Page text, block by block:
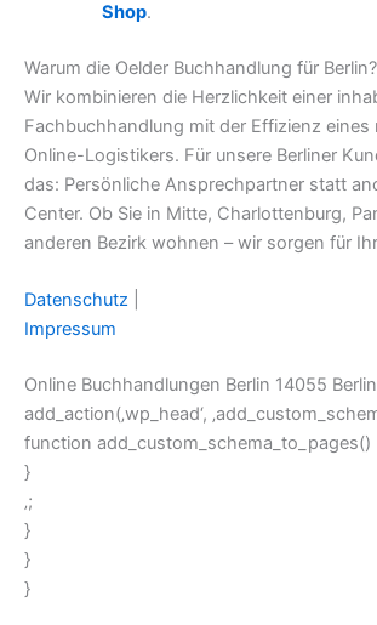
Shop.
Warum die Oelder Buchhandlung für Berlin?
Wir kombinieren die Herzlichkeit einer
Fachbuchhandlung mit der Effizienz eines
Online-Logistikers. Für unsere Berliner
das: Persönliche Ansprechpartner statt
Center. Ob Sie in Mitte, Charlottenburg,
anderen Bezirk wohnen – wir sorgen für
Datenschutz
Impressum
Online Buchhandlungen Berlin 14055
add_action(‚wp_head‘,
function add_custom_schema_to_pages()
}
‚;
}
}
}